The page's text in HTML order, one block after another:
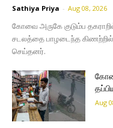
Sathiya Priya - Aug 08, 2026
கோவை அருகே குடும்ப
சடலத்தை பாழடைந்த
செய்தனர்.
Aug